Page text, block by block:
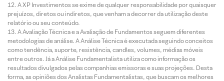
A XP Investimentos se exime de qualquer responsabilidade por quaisquer
prejuízos, diretos ou indiretos, que venham a decorrer da utilização deste
relatório ou seu conteúdo.
A Avaliação Técnica e a Avaliação de Fundamentos seguem diferentes
metodologias de análise. A Análise Técnica é executada seguindo conceitos
como tendência, suporte, resistência, candles, volumes, médias móveis
entre outros. Já a Análise Fundamentalista utiliza como informação os
resultados divulgados pelas companhias emissoras e suas projeções. Desta
forma, as opiniões dos Analistas Fundamentalistas, que buscam os melhores